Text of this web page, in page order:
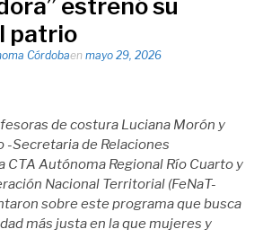
estrenó su
patrio
Córdobaen mayo 29, 2026
de costura Luciana Morón y
-Secretaria de Relaciones
CTA Autónoma Regional Río Cuarto y
Nacional Territorial (FeNaT-
sobre este programa que busca
más justa en la que mujeres y